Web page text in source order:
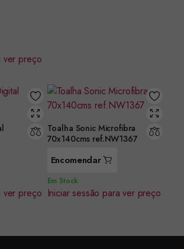
ver preço
ver preço
Toalha Sonic Microfibra
70x140cms ref.NW1367
Encomendar
Em Stock
Iniciar sessão para ver preço